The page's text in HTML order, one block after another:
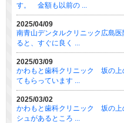
す。 金額も以前の ...
2025/04/09
南青山デンタルクリニック広島
ると、すぐに良く ...
2025/03/09
かわもと歯科クリニック 坂の上
てもらっています ...
2025/03/02
かわもと歯科クリニック 坂の上
シュがあるところ ...